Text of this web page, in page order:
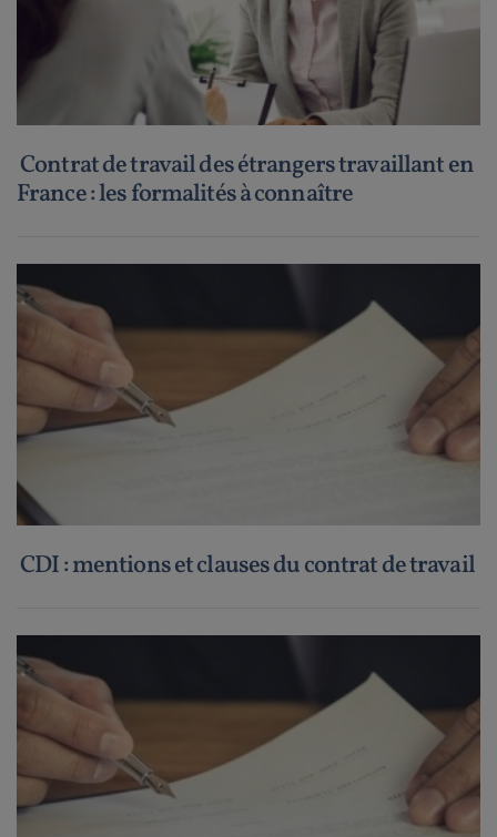
Contrat de travail des étrangers travaillant en
France : les formalités à connaître
CDI : mentions et clauses du contrat de travail